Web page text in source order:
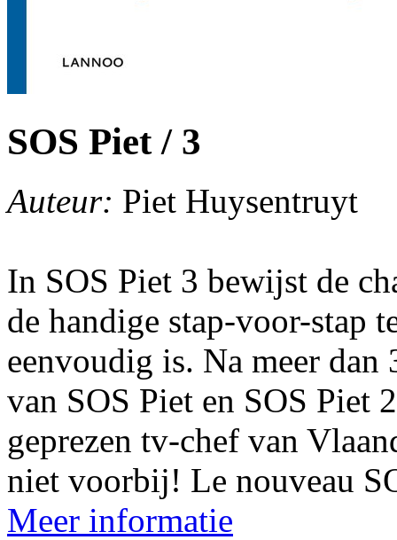
SOS Piet / 3
Auteur: Piet Huysentruyt
In SOS Piet 3 bewijst de
de handige stap-voor-stap
eenvoudig is. Na meer
van SOS Piet en SOS Piet
geprezen tv-chef van
niet voorbij! Le nouveau
Meer informatie